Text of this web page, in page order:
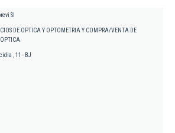
Sl
DE OPTICA Y OPTOMETRIA Y COMPRA/VENTA DE
OPTICA
, 11 - BJ